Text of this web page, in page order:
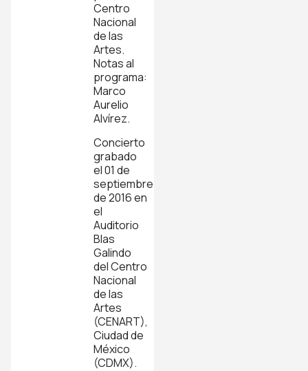
Centro
Nacional
de las
Artes.
Notas al
programa:
Marco
Aurelio
Alvírez.
Concierto
grabado
el 01 de
septiembre
de 2016 en
el
Auditorio
Blas
Galindo
del Centro
Nacional
de las
Artes
(CENART),
Ciudad de
México
(CDMX).